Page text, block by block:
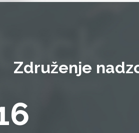
Združenje